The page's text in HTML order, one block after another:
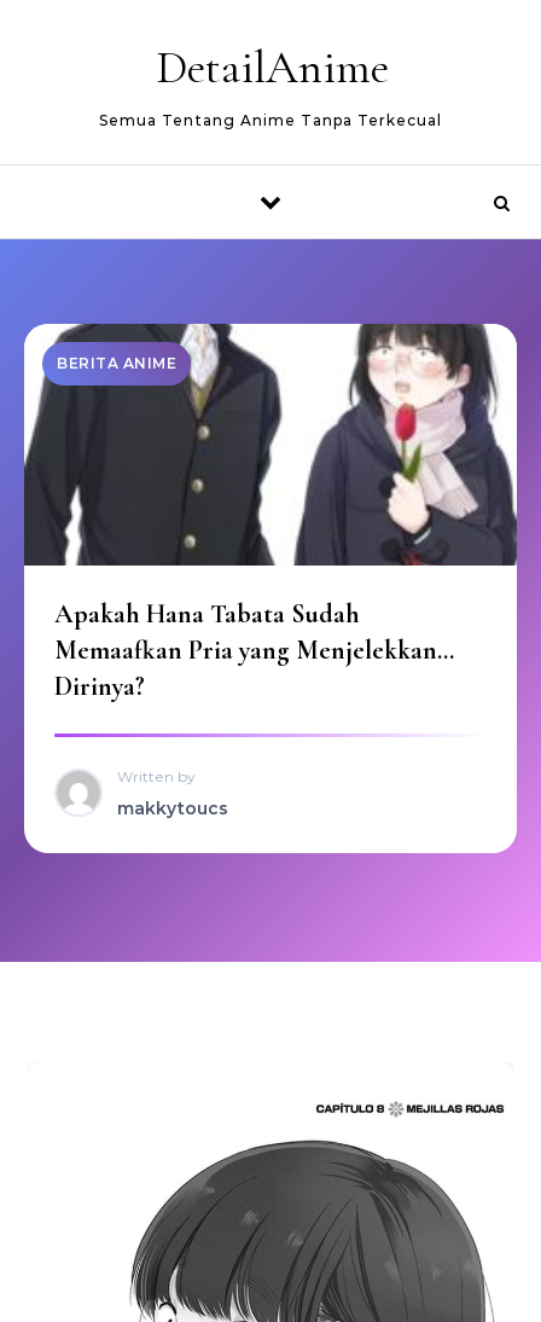
DetailAnime
Semua Tentang Anime Tanpa Terkecual
BERITA ANIME
Apakah Hana Tabata Sudah
Memaafkan Pria yang Menjelekkan
Dirinya?
Written by
makkytoucs